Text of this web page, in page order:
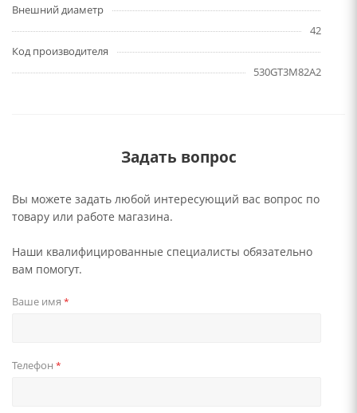
Внешний диаметр
42
Код производителя
530GT3M82A2
Задать вопрос
Вы можете задать любой интересующий вас вопрос по
товару или работе магазина.
Наши квалифицированные специалисты обязательно
вам помогут.
Ваше имя *
Телефон *